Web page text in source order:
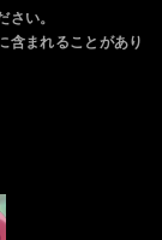
さい。
含まれることがあり